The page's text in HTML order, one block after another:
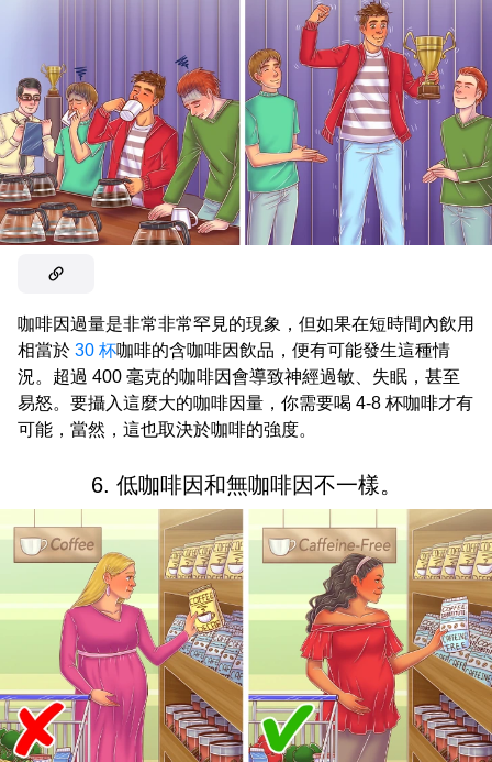
咖啡因過量是非常非常罕見的現象，但如果在短時間內飲用
相當於 30 杯咖啡的含咖啡因飲品，便有可能發生這種情
況。超過 400 毫克的咖啡因會導致神經過敏、失眠，甚至
易怒。要攝入這麼大的咖啡因量，你需要喝 4-8 杯咖啡才有
可能，當然，這也取決於咖啡的強度。
6. 低咖啡因和無咖啡因不一樣。